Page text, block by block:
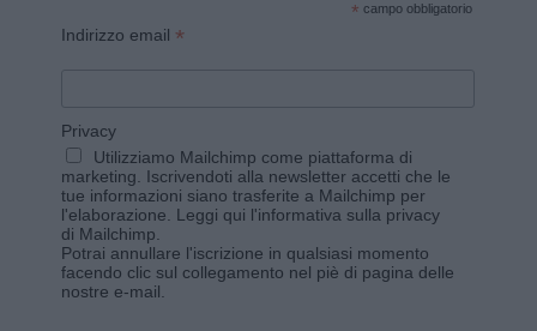
* campo obbligatorio
Indirizzo email *
Privacy
Utilizziamo Mailchimp come piattaforma di
marketing. Iscrivendoti alla newsletter accetti che le
tue informazioni siano trasferite a Mailchimp per
l'elaborazione. Leggi qui l'informativa sulla privacy
di Mailchimp
Potrai annullare l'iscrizione in qualsiasi momento
facendo clic sul collegamento nel piè di pagina delle
nostre e-mail.